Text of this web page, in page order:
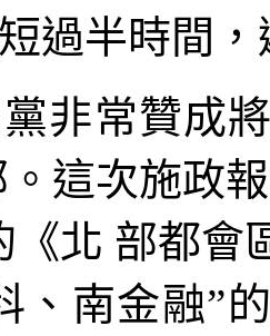
過半時間
非常贊成
這次施政
《北 部都會
、南金融”